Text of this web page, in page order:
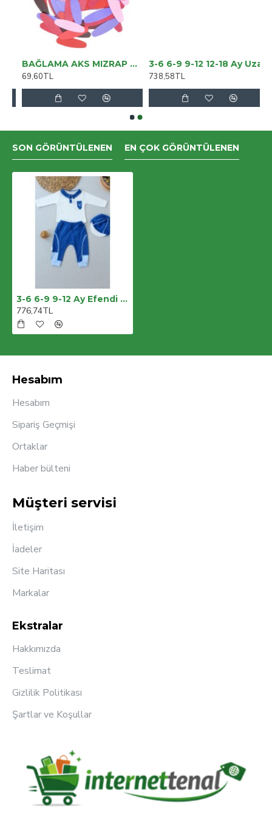
BAĞLAMA AKS MIZRAP NUMARALI 100 ADET (BAMP100N)
69,60TL
3-6 6-9 9-12 12-18 Ay Uzayın Kalbi Nakışlı Bandanalı Kısa Kollu Sweat 3lü Kız Bebek Takımı
738,58TL
SON GÖRÜNTÜLENEN EN ÇOK GÖRÜNTÜLENEN
3-6 6-9 9-12 Ay Efendi Nakışlı Cep Şapkalı Uzun Kollu Sweat 3lü Erkek Bebek Takımı
776,74TL
Hesabım
Hesabım
Sipariş Geçmişi
Ortaklar
Haber bülteni
Müşteri servisi
İletişim
İadeler
Site Haritası
Markalar
Ekstralar
Hakkımızda
Teslimat
Gizlilik Politikası
Şartlar ve Koşullar